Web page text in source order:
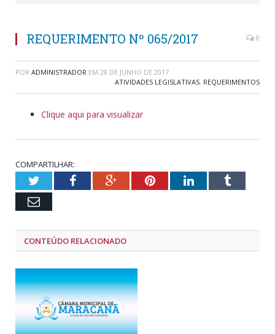
REQUERIMENTO Nº 065/2017 0
POR ADMINISTRADOR EM 28 DE JUNHO DE 2017
ATIVIDADES LEGISLATIVAS, REQUERIMENTOS
Clique aqui para visualizar
COMPARTILHAR:
TwitterFacebookGoogle+PinterestLinkedInTumblr
Email
CONTEÚDO RELACIONADO